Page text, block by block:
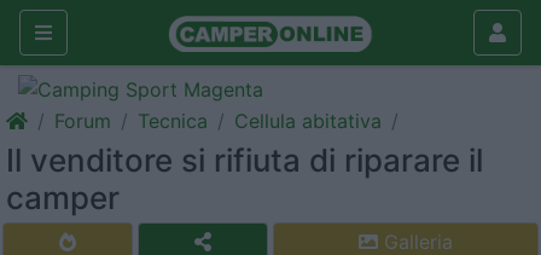
Forum Tecnica Cellula abitativa
Il venditore si rifiuta di riparare il
camper
Galleria